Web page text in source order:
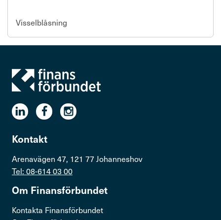
Visselblåsning
Kontakt
Arenavägen 47, 121 77 Johanneshov
Tel: 08-614 03 00
Om Finans­för­bundet
Kontakta Finansförbundet